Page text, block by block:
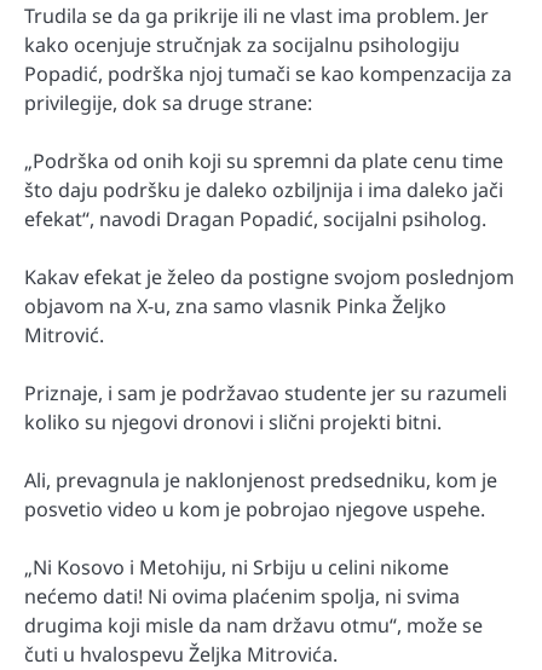
Trudila se da ga prikrije ili ne vlast ima problem. Jer
kako ocenjuje stručnjak za socijalnu psihologiju
Popadić, podrška njoj tumači se kao kompenzacija za
privilegije, dok sa druge strane:
„Podrška od onih koji su spremni da plate cenu time
što daju podršku je daleko ozbiljnija i ima daleko jači
efekat“, navodi Dragan Popadić, socijalni psiholog.
Kakav efekat je želeo da postigne svojom poslednjom
objavom na X-u, zna samo vlasnik Pinka Željko
Mitrović.
Priznaje, i sam je podržavao studente jer su razumeli
koliko su njegovi dronovi i slični projekti bitni.
Ali, prevagnula je naklonjenost predsedniku, kom je
posvetio video u kom je pobrojao njegove uspehe.
„Ni Kosovo i Metohiju, ni Srbiju u celini nikome
nećemo dati! Ni ovima plaćenim spolja, ni svima
drugima koji misle da nam državu otmu“, može se
čuti u hvalospevu Željka Mitrovića.